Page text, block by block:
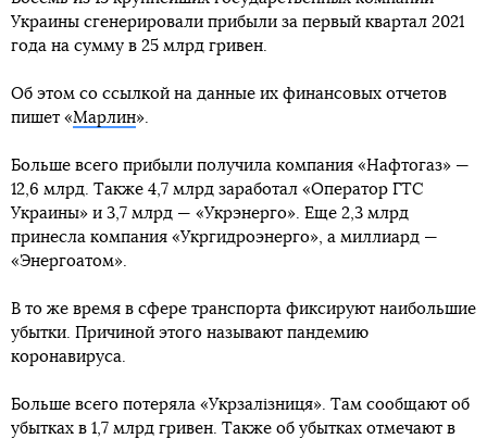
Украины сгенерировали прибыли за первый квартал 2021
года на сумму в 25 млрд гривен.
Об этом со ссылкой на данные их финансовых отчетов
пишет «Марлин».
Больше всего прибыли получила компания «Нафтогаз» —
12,6 млрд. Также 4,7 млрд заработал «Оператор ГТС
Украины» и 3,7 млрд — «Укрэнерго». Еще 2,3 млрд
принесла компания «Укргидроэнерго», а миллиард —
«Энергоатом».
В то же время в сфере транспорта фиксируют наибольшие
убытки. Причиной этого называют пандемию
коронавируса.
Больше всего потеряла «Укрзалізниця». Там сообщают об
убытках в 1,7 млрд гривен. Также об убытках отмечают в